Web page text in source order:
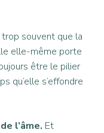
souvent que la
elle-même porte
être le pilier
qu’elle s’effondre
l’âme. Et